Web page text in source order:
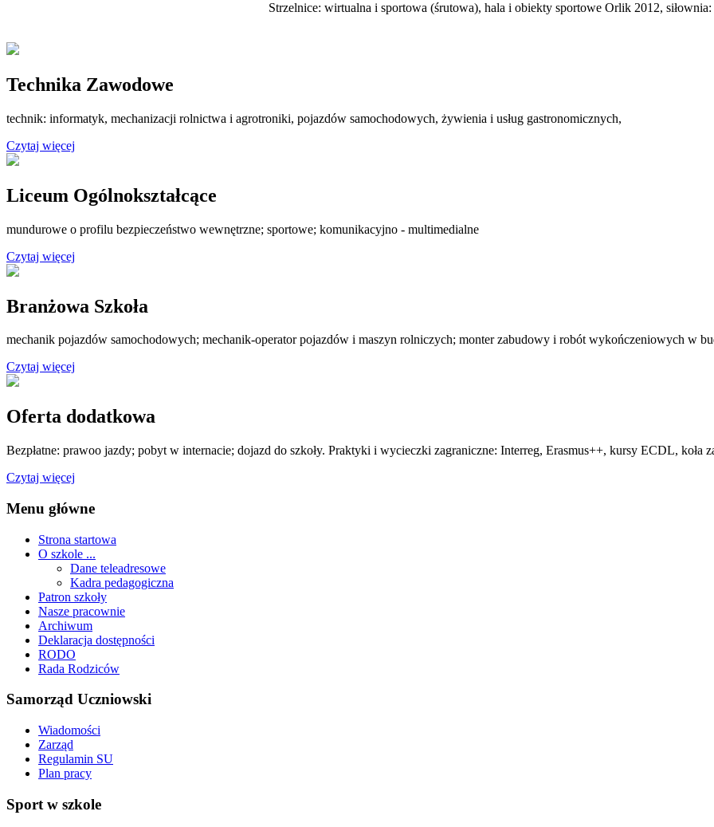
Strzelnice: wirtualna i sportowa (śrutowa), hala i obiekty sportowe Orlik 2012,
Technika Zawodowe
technik: informatyk, mechanizacji rolnictwa i agrotroniki, pojazdów samochodowych, żywienia i usług gastronomicznych,
Czytaj więcej
Liceum Ogólnokształcące
mundurowe o profilu bezpieczeństwo wewnętrzne; sportowe; komunikacyjno - multimedialne
Czytaj więcej
Branżowa Szkoła
mechanik pojazdów samochodowych; mechanik-operator pojazdów i maszyn rolniczych; monter zabudowy i robót wykończeniowych w
Czytaj więcej
Oferta dodatkowa
Bezpłatne: prawoo jazdy; pobyt w internacie; dojazd do szkoły. Praktyki i wycieczki zagraniczne: Interreg, Erasmus++, kursy ECDL, koła
Czytaj więcej
Menu główne
Strona startowa
O szkole ...
Dane teleadresowe
Kadra pedagogiczna
Patron szkoły
Nasze pracownie
Archiwum
Deklaracja dostępności
RODO
Rada Rodziców
Samorząd Uczniowski
Wiadomości
Zarząd
Regulamin SU
Plan pracy
Sport w szkole